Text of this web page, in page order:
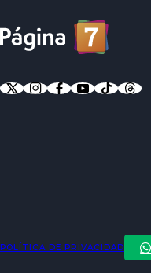
POLÍTICA DE PRIVACIDAD